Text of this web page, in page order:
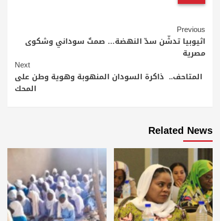
Continue
Reading
Previous
اثيوبيا تدشّن سدّ النهضة… صمتٌ سوداني وشكوى
مصرية
Next
المتاحف.. ذاكرة السودان المنهوبة وهوية وطن على
المحك
Related News